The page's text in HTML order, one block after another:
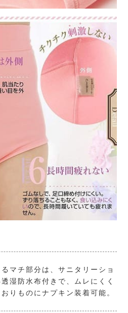
マチ部分は、サニタリーショ
湿防水布付きで、ムレにくく
りものにナプキン装着可能。